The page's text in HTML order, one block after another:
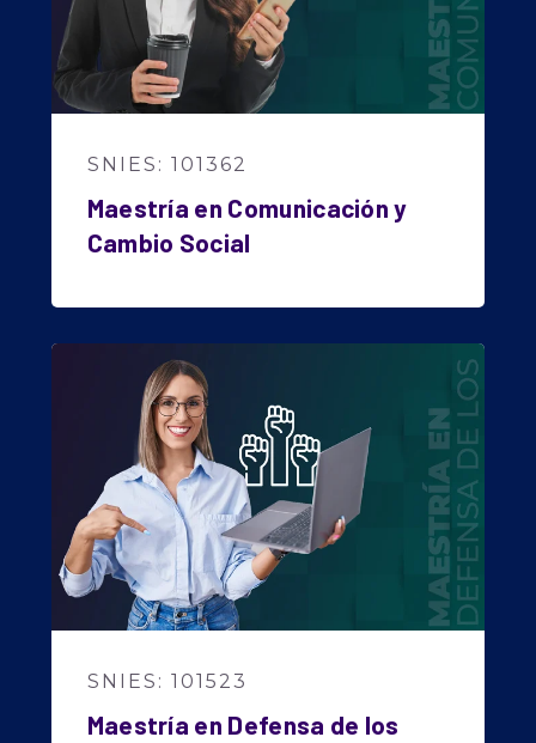
SNIES: 101362
Maestría en Comunicación y
Cambio Social
SNIES: 101523
Maestría en Defensa de los